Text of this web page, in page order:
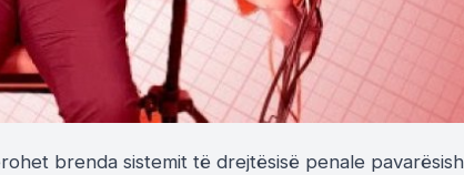
brenda sistemit të drejtësisë penale